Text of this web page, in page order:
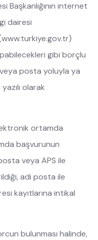
Başkanlığının internet
dairesi
gibi borçlu
posta yoluyla ya
olarak
ortamda
başvurunun
veya APS ile
adi posta ile
kayıtlarına intikal
bulunması halinde,